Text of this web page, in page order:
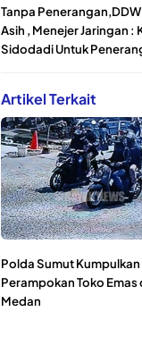
Tanpa
Asih , Menejer Jaringan :
Sidodadi Untuk
Artikel Terkait
Polda Sumut
Perampokan Toko Emas
Medan